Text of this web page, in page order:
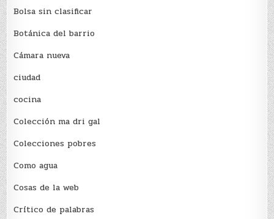
Bolsa sin clasificar
Botánica del barrio
Cámara nueva
ciudad
cocina
Colección ma dri gal
Colecciones pobres
Como agua
Cosas de la web
Crítico de palabras